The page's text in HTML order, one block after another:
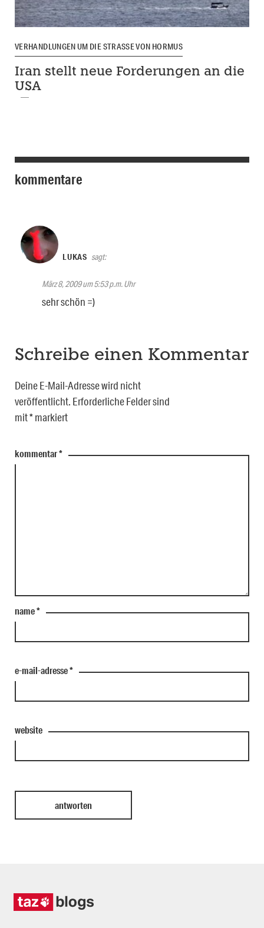
VERHANDLUNGEN UM DIE STRASSE VON HORMUS
Iran stellt neue Forderungen an die
USA
kommentare
LUKAS sagt:
März 8, 2009 um 5:53 p.m. Uhr
sehr schön =)
Schreibe einen Kommentar
Deine E-Mail-Adresse wird nicht
veröffentlicht. Erforderliche Felder sind
mit*markiert
kommentar*
name*
e-mail-adresse*
website